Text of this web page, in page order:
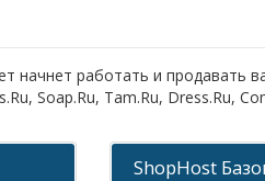
работать и продавать
Soap.Ru, Tam.Ru, Dress.Ru,
ShopHost